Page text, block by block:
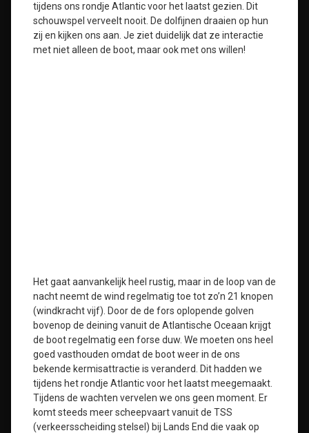
tijdens ons rondje Atlantic voor het laatst gezien. Dit
schouwspel verveelt nooit. De dolfijnen draaien op hun
zij en kijken ons aan. Je ziet duidelijk dat ze interactie
met niet alleen de boot, maar ook met ons willen!
Het gaat aanvankelijk heel rustig, maar in de loop van de
nacht neemt de wind regelmatig toe tot zo’n 21 knopen
(windkracht vijf). Door de de fors oplopende golven
bovenop de deining vanuit de Atlantische Oceaan krijgt
de boot regelmatig een forse duw. We moeten ons heel
goed vasthouden omdat de boot weer in de ons
bekende kermisattractie is veranderd. Dit hadden we
tijdens het rondje Atlantic voor het laatst meegemaakt.
Tijdens de wachten vervelen we ons geen moment. Er
komt steeds meer scheepvaart vanuit de TSS
(verkeersscheiding stelsel) bij Lands End die vaak op